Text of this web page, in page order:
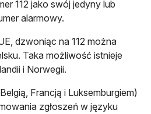
112 jako swój jedyny lub
alarmowy.
dzwoniąc na 112 można
Taka możliwość istnieje
i Norwegii.
Francją i Luksemburgiem)
zgłoszeń w języku